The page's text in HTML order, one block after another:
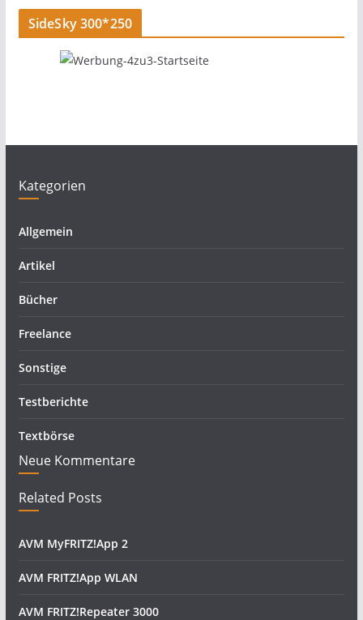
SideSky 300*250
Kategorien
Allgemein
Artikel
Bücher
Freelance
Sonstige
Testberichte
Textbörse
Neue Kommentare
Related Posts
AVM MyFRITZ!App 2
AVM FRITZ!App WLAN
AVM FRITZ!Repeater 3000